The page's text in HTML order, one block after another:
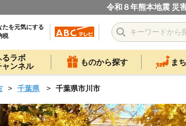
令和８年熊本地震 災
たを元気にする
税
るラボ
ャンネル
ものから探す ま
千葉県 千葉県市川市